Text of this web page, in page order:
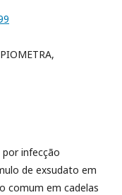
infecção
de exsudato em
comum em cadelas